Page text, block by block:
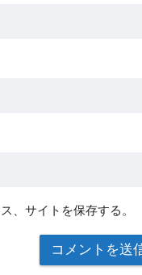
、サイトを保存する。